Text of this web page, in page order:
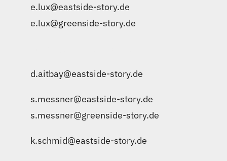
e.lux@eastside-story.de
e.lux@greenside-story.de
d.aitbay@eastside-story.de
s.messner@eastside-story.de
s.messner@greenside-story.de
k.schmid@eastside-story.de